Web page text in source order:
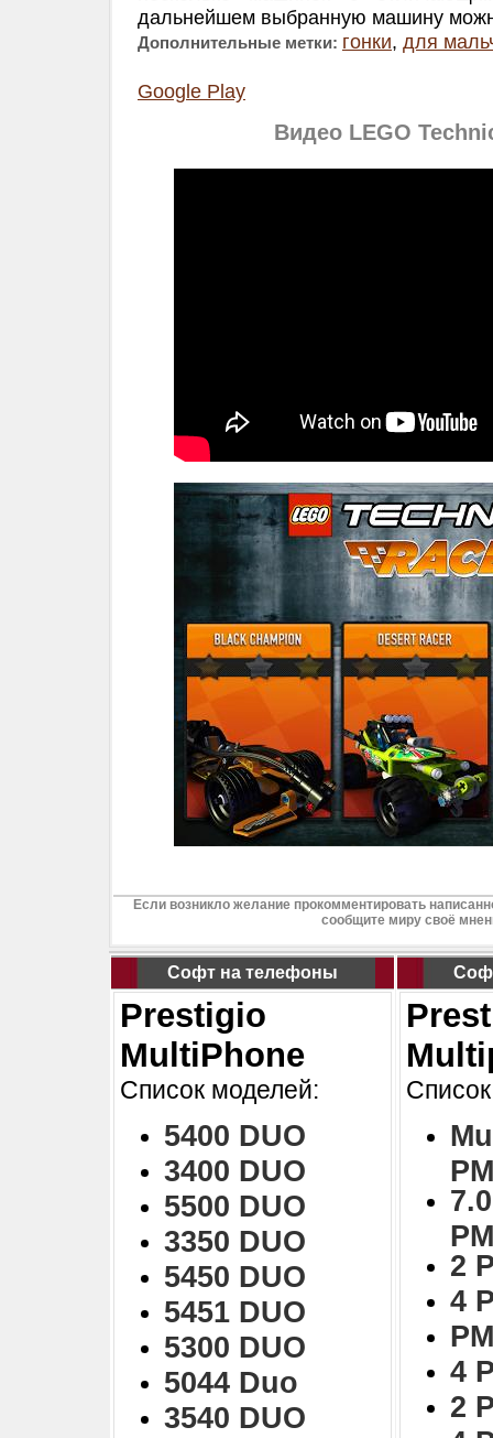
дальнейшем выбранную машину
Дополнительные метки: гонки, для
Google Play
Видео LEGO
Если возникло желание прокомментировать
сообщите миру своё
Софт на телефоны
Prestigio
MultiPhone
Список моделей:
5400 DUO
3400 DUO
5500 DUO
3350 DUO
5450 DUO
5451 DUO
5300 DUO
5044 Duo
3540 DUO
2
4
4
2